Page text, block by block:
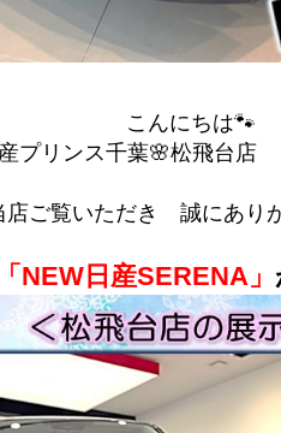
こんにちは🐾
プリンス千葉🌸松飛台店
店ご覧いただき 誠にあり
「NEW日産SERENA」